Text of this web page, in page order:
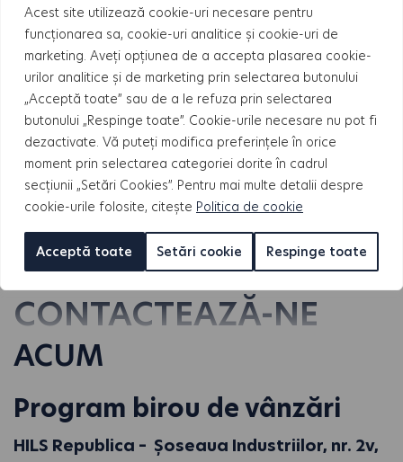
Acest site utilizează cookie-uri necesare pentru
funcționarea sa, cookie-uri analitice și cookie-uri de
marketing. Aveți opțiunea de a accepta plasarea cookie-
urilor analitice și de marketing prin selectarea butonului
„Acceptă toate” sau de a le refuza prin selectarea
butonului „Respinge toate”. Cookie-urile necesare nu pot fi
dezactivate. Vă puteți modifica preferințele în orice
moment prin selectarea categoriei dorite în cadrul
secțiunii „Setări Cookies”. Pentru mai multe detalii despre
cookie-urile folosite, citește Politica de cookie
Setări cookie Respinge toate
Acceptă toate
CONTACTEAZĂ-NE
ACUM
Program birou de vânzări
HILS Republica – Șoseaua Industriilor, nr. 2v,